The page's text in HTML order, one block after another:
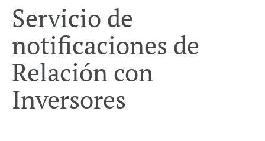
Servicio de
notificaciones de
Relación con
Inversores